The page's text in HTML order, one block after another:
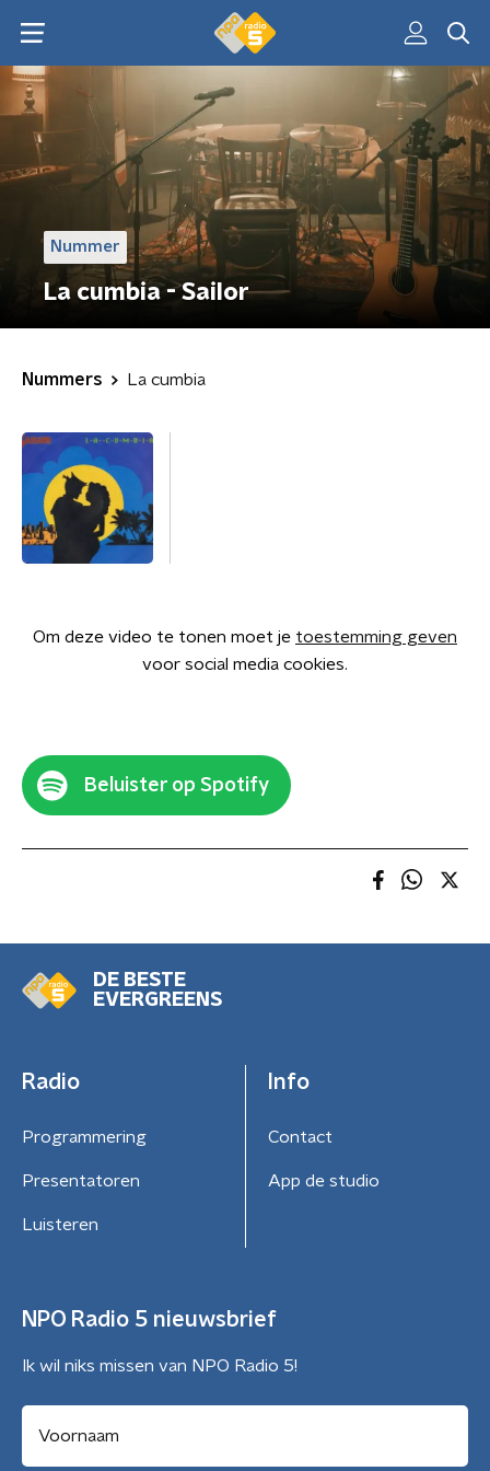
Nummer
La cumbia - Sailor
Nummers La cumbia
Om deze video te tonen moet je toestemming geven
voor social media cookies.
Beluister op Spotify
DE BESTE
EVERGREENS
Radio
Programmering
Presentatoren
Luisteren
Info
Contact
App de studio
NPO Radio 5 nieuwsbrief
Ik wil niks missen van NPO Radio 5!